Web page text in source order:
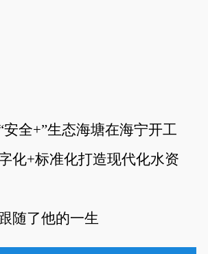
安全+”生态海塘在海宁开工
化+标准化打造现代化水资
随了他的一生